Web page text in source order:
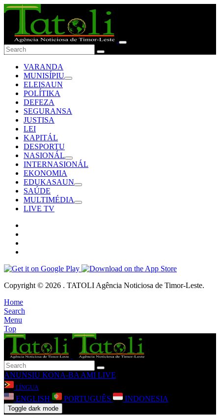
VARANDA
MUNISÍPIU
ELEISAUN
POLÍTIKA
DEFEZA
SEGURANSA
JUSTISA
LEI
KAPITÁL
DESPORTU
NASIONÁL
INTERNASIONÁL
EKONOMIA
EDUKASAUN
SAÚDE
MULTIMÉDIA
LIVE TV
Copyright © 2026 . TATOLI Agência Noticiosa de Timor-Leste.
Home
Search
Menu
Top
ANUNSIU KONA-BA AMI LIVE
LÍNGUA
ENGLISH PORTUGUÊS INDONESIA
Toggle dark mode